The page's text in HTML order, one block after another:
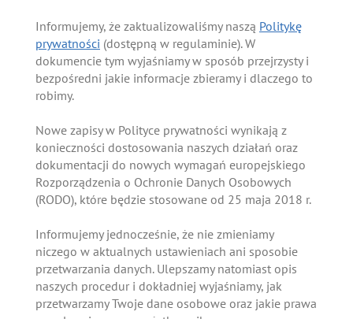
Informujemy, że zaktualizowaliśmy naszą Politykę
prywatności (dostępną w regulaminie). W
dokumencie tym wyjaśniamy w sposób przejrzysty i
bezpośredni jakie informacje zbieramy i dlaczego to
robimy.
Nowe zapisy w Polityce prywatności wynikają z
konieczności dostosowania naszych działań oraz
dokumentacji do nowych wymagań europejskiego
Rozporządzenia o Ochronie Danych Osobowych
(RODO), które będzie stosowane od 25 maja 2018 r.
Informujemy jednocześnie, że nie zmieniamy
niczego w aktualnych ustawieniach ani sposobie
przetwarzania danych. Ulepszamy natomiast opis
naszych procedur i dokładniej wyjaśniamy, jak
przetwarzamy Twoje dane osobowe oraz jakie prawa